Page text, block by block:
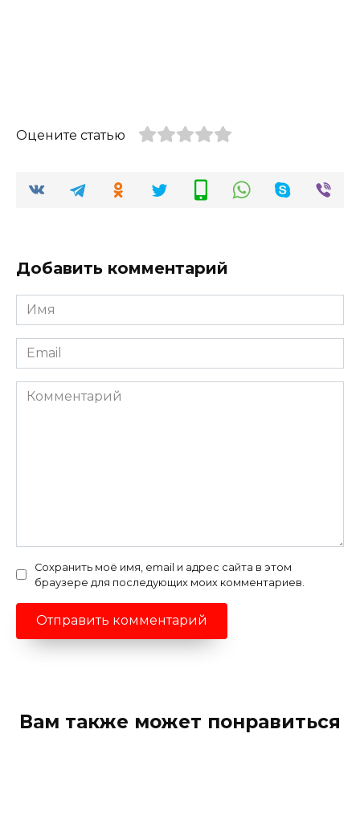
Оцените статью
Добавить комментарий
Имя
*
Email
*
Комментарий
Сохранить моё имя, email и адрес сайта в этом
браузере для последующих моих комментариев.
Вам также может понравиться